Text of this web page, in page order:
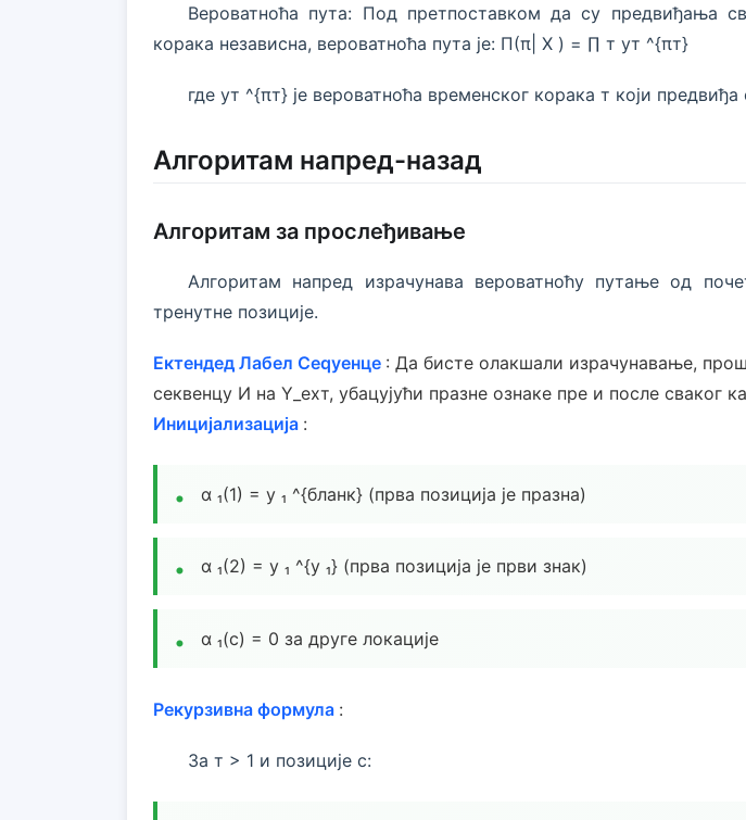
Вероватноћа пута: Под претпоставком да су предвиђања
корака независна, вероватноћа пута је: П(π| X ) = ∏ т yт ^{πт}
где yт ^{πт} је вероватноћа временског корака т који предвиђа
Алгоритам напред-назад
Алгоритам за прослеђивање
Алгоритам напред израчунава вероватноћу путање од
тренутне позиције.
Ектендед Лабел Сеqуенце : Да бисте олакшали израчунавање,
секвенцу И на Y_еxт, убацујући празне ознаке пре и после сваког
Иницијализација :
α ₁(1) = y ₁ ^{бланк} (прва позиција је празна)
α ₁(2) = y ₁ ^{y ₁} (прва позиција је први знак)
α ₁(с) = 0 за друге локације
Рекурзивна формула :
За т > 1 и позиције с: